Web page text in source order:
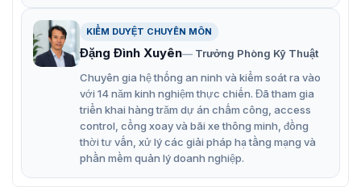
cùng thương hiệu Mganet. Cũng rất được nhiều khách hàng
lựa chọn mà có thể bạn cũng đang phâ vân, đó là
Tính năng nổi bật barrier tự động
Magnet CEA430T
Magnet CEA430T được cải tiến các vòng xoay nên hoạt
động bền bỉ, tiếng ồn thấp. Chịu được tác động từ các
tác nhân bên ngoài môi trường bên ngoài tác động trực
KIỂM DUYỆT CHUYÊN MÔN
Đặng Đình Xuyên
Trưởng Phòng Kỹ Thuật
Chuyên gia hệ thống an ninh và kiểm soát ra vào
với 14 năm kinh nghiệm thực chiến. Đã tham gia
triển khai hàng trăm dự án chấm công, access
control, cổng xoay và bãi xe thông minh, đồng
thời tư vấn, xử lý các giải pháp hạ tầng mạng và
phần mềm quản lý doanh nghiệp.